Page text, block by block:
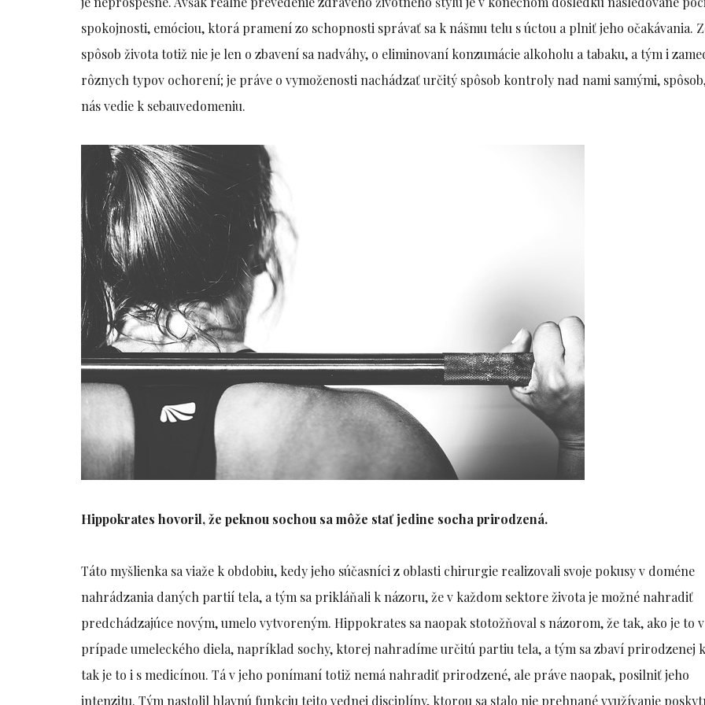
spokojnosti, emóciou, ktorá pramení zo schopnosti správať sa k nášmu telu s úctou a plniť jeho očakávania.
spôsob života totiž nie je len o zbavení sa nadváhy, o eliminovaní konzumácie alkoholu a tabaku, a tým i
rôznych typov ochorení; je práve o vymoženosti nachádzať určitý spôsob kontroly nad nami samými,
nás vedie k sebauvedomeniu.
Hippokrates hovoril, že peknou sochou sa môže stať jedine socha prirodzená.
Táto myšlienka sa viaže k obdobiu, kedy jeho súčasníci z oblasti chirurgie realizovali svoje pokusy v doméne
nahrádzania daných partií tela, a tým sa prikláňali k názoru, že v každom sektore života je možné nahradiť
predchádzajúce novým, umelo vytvoreným. Hippokrates sa naopak stotožňoval s názorom, že tak, ako je to v
prípade umeleckého diela, napríklad sochy, ktorej nahradíme určitú partiu tela, a tým sa zbaví prirodzenej
tak je to i s medicínou. Tá v jeho ponímaní totiž nemá nahradiť prirodzené, ale práve naopak, posilniť jeho
intenzitu. Tým nastolil hlavnú funkciu tejto vednej disciplíny, ktorou sa stalo nie prehnané využívanie